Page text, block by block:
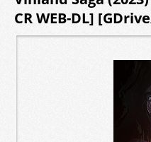
CR WEB-DL]